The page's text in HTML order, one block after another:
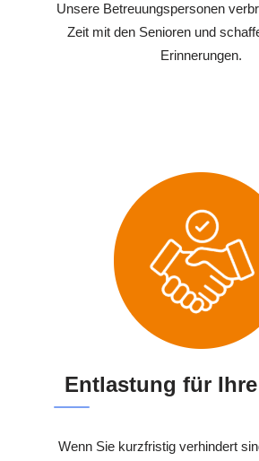
Unsere Betreuungspersonen
Zeit mit den Senioren und
Erinnerungen.
Entlastung für
Wenn Sie kurzfristig verhindert